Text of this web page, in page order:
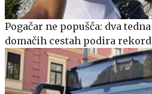
Pogačar ne popušča: dva
domačih cestah podira